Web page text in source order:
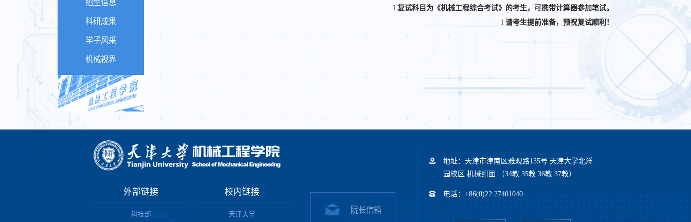
l复试科目为《机械工程综合考试》的考生，可携带计算器参加笔试。
l请考生提前准备，预祝复试顺利！
招生信息
科研成果
学子风采
机械视界
外部链接
科技部
校内链接
天津大学 院长信箱
地址：天津市津南区雅观路135号 天津大学北洋
园校区 机械组团 （34教 35教 36教 37教）
电话：+86(0)22 27401040